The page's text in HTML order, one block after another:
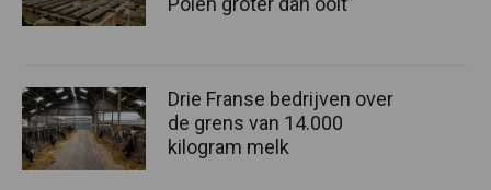
Drie Franse bedrijven over
de grens van 14.000
kilogram melk